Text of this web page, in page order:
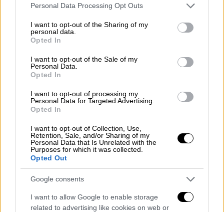
Please note that this website/app uses one or more Google
not limited to your visit or usage behaviour. You may click to
grant or deny consent to Google and its third-party tags to
use your data for below specified purposes in below Google
consent section.
Personal Data Processing Opt Outs
I want to opt-out of the Sharing of my
personal data.
Opted In
I want to opt-out of the Sale of my
Personal Data.
Opted In
I want to opt-out of processing my
Personal Data for Targeted Advertising.
Opted In
I want to opt-out of Collection, Use,
Retention, Sale, and/or Sharing of my
Personal Data that Is Unrelated with the
Purposes for which it was collected.
Opted Out
Google consents
I want to allow Google to enable storage
related to advertising like cookies on web or
πουργός Εθνικής Άμυνας Νίκος Δένδιας
ανακοίνωσε με ανάρτησή του στο X πως
πραγματοποιήθηκε απεγκλωβισμός από τη
Βηρυτό
αεροσκάφος C-130.
Η ανάρτηση του Νίκου Δένδια